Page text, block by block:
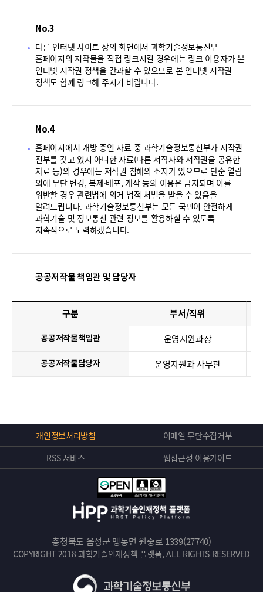
No.3
다른 인터넷 사이트 상의 화면에서 과학기술정보통신부
홈페이지의 저작물을 직접 링크시킬 경우에는 링크 이용자가 본
인터넷 저작권 정책을 간과할 수 있으므로 본 인터넷 저작권
정책도 함께 링크해 주시기 바랍니다.
No.4
홈페이지에서 개방 중인 자료 중 과학기술정보통신부가 저작권
전부를 갖고 있지 아니한 자료(다른 저작자와 저작권을 공유한
자료 등)의 경우에는 저작권 침해의 소지가 있으므로 단순 열람
외에 무단 변경, 복제·배포, 개작 등의 이용은 금지되며 이를
위반할 경우 관련법에 의거 법적 처벌을 받을 수 있음을
알려드립니다. 과학기술정보통신부는 모든 국민이 안전하게
과학기술 및 정보통신 관련 정보를 활용하실 수 있도록
지속적으로 노력하겠습니다.
공공저작물 책임관 및 담당자
구분 부서/직위
공공저작물책임관 운영지원과장
공공저작물담당자 운영지원과 사무관
버
개인정보처리방침
이메일 무단수집거부
RSS 서비스
웹접근성 이용가이드
충청북도 음성군 맹동면 원중로 1339(27740)
COPYRIGHT 2018 과학기술인재정책 플랫폼, ALL RIGHTS RESERVED